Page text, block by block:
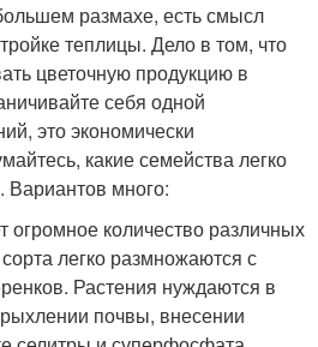
размахе, есть смысл
теплицы. Дело в том, что
цветочную продукцию в
себя одной
это экономически
какие семейства легко
Вариантов много:
количество различных
легко размножаются с
Растения нуждаются в
почвы, внесении